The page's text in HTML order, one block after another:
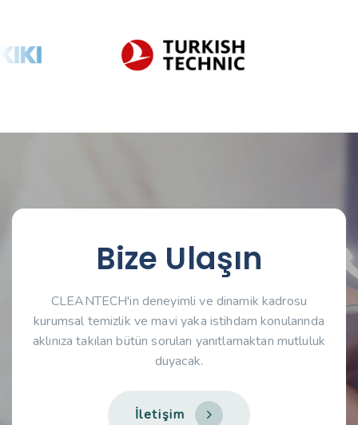
Bize Ulaşın
CLEANTECH'in deneyimli ve dinamik kadrosu
kurumsal temizlik ve mavi yaka istihdam konularında
aklınıza takılan bütün soruları yanıtlamaktan mutluluk
duyacak.
İletişim